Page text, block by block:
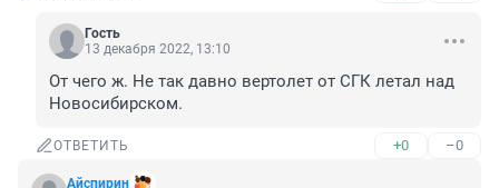
Гость
13 декабря 2022, 13:10
От чего ж. Не так давно вертолет от СГК летал над
Новосибирском.
ОТВЕТИТЬ +0 –0
Айспирин